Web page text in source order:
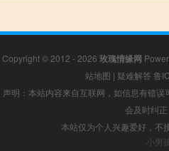
Copyright © 2012 - 2026 玫瑰情缘网
站地图 | 疑难解答 鲁
声明：本站内容来自互联网，如信息有错
会及时纠
本站仅为个人兴趣爱好，不
小男